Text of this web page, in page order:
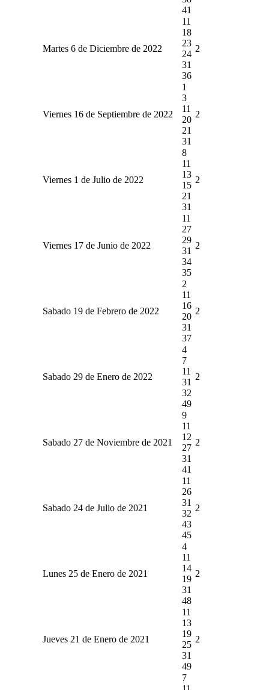
41
Martes 6 de Diciembre de 2022
11
18
23
24
31
36
2
Viernes 16 de Septiembre de 2022
1
3
11
20
21
31
2
Viernes 1 de Julio de 2022
8
11
13
15
21
31
2
Viernes 17 de Junio de 2022
11
27
29
31
34
35
2
Sabado 19 de Febrero de 2022
2
11
16
20
31
37
2
Sabado 29 de Enero de 2022
4
7
11
31
32
49
2
Sabado 27 de Noviembre de 2021
9
11
12
27
31
41
2
Sabado 24 de Julio de 2021
11
26
31
32
43
45
2
Lunes 25 de Enero de 2021
4
11
14
19
31
48
2
Jueves 21 de Enero de 2021
11
13
19
25
31
49
2
7